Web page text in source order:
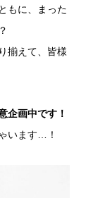
もに、まった
揃えて、皆様
企画中です！
います…！